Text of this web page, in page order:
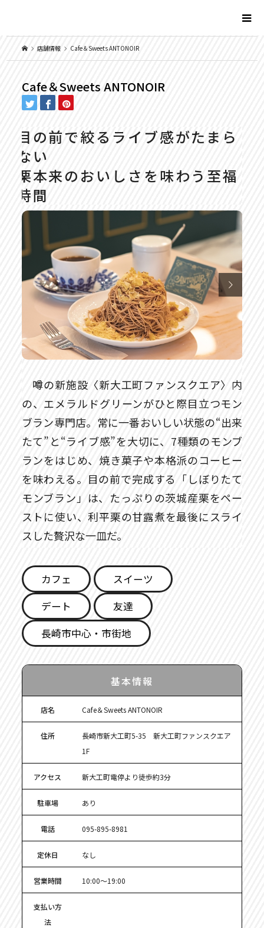
店舗情報 Cafe＆Sweets ANTONOIR
Cafe＆Sweets ANTONOIR
目の前で絞るライブ感がたまら
ない
栗本来のおいしさを味わう至福
時間

噂の新施設〈新大工町ファンスクエア〉内
の、エメラルドグリーンがひと際目立つモン
ブラン専門店。常に一番おいしい状態の“出来
たて”と“ライブ感”を大切に、7種類のモンブ
ランをはじめ、焼き菓子や本格派のコーヒー
を味わえる。目の前で完成する「しぼりたて
モンブラン」は、たっぷりの茨城産栗をペー
ストに使い、利平栗の甘露煮を最後にスライ
スした贅沢な一皿だ。
カフェ
スイーツ
デート
友達
長崎市中心・市街地
基本情報
店名 Cafe＆Sweets ANTONOIR
住所
長崎市新大工町5-35 新大工町ファンスクエア
1F
アクセス 新大工町電停より徒歩約3分
駐車場 あり
電話 095-895-8981
定休日 なし
営業時間 10:00～19:00
支払い方
法